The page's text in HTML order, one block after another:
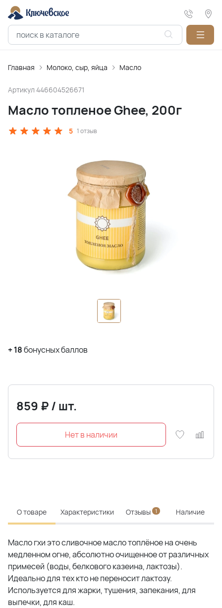
Главная Молоко, сыр, яйца Масло
Артикул 446604526671
Масло топленое Ghee, 200г
5 1 отзыв
+18бонусных баллов
859 ₽/ шт.
О товаре Характеристики Отзывы 1 Наличие
Масло гхи это сливочное масло топлёное на очень
медленном огне, абсолютно очищенное от различных
примесей (воды, белкового казеина, лактозы).
Идеально для тех кто не переносит лактозу.
Используется для жарки, тушения, запекания, для
выпечки, для каш.